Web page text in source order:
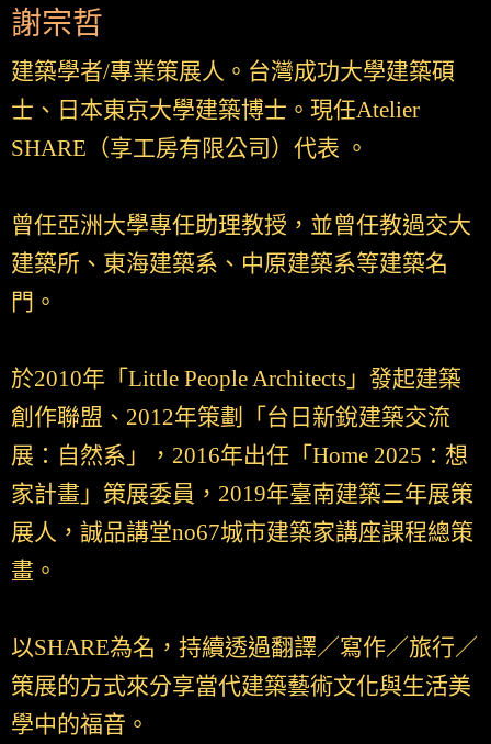
謝宗哲
建築學者/專業策展人。台灣成功大學建築碩
士、日本東京大學建築博士。現任Atelier
SHARE（享工房有限公司）代表 。
曾任亞洲大學專任助理教授，並曾任教過交大
建築所、東海建築系、中原建築系等建築名
門。
於2010年「Little People Architects」發起建築
創作聯盟、2012年策劃「台日新銳建築交流
展：自然系」，2016年出任「Home 2025：想
家計畫」策展委員，2019年臺南建築三年展策
展人，誠品講堂no67城市建築家講座課程總策
畫。
以SHARE為名，持續透過翻譯／寫作／旅行／
策展的方式來分享當代建築藝術文化與生活美
學中的福音。